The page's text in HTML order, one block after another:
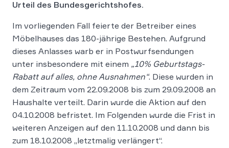
Urteil des Bundesgerichtshofes.
Im vorliegenden Fall feierte der Betreiber eines
Möbelhauses das 180-jährige Bestehen. Aufgrund
dieses Anlasses warb er in Postwurfsendungen
unter insbesondere mit einem „10% Geburtstags-
Rabatt auf alles, ohne Ausnahmen“. Diese wurden in
dem Zeitraum vom 22.09.2008 bis zum 29.09.2008 an
Haushalte verteilt. Darin wurde die Aktion auf den
04.10.2008 befristet. Im Folgenden wurde die Frist in
weiteren Anzeigen auf den 11.10.2008 und dann bis
zum 18.10.2008 „letztmalig verlängert“.